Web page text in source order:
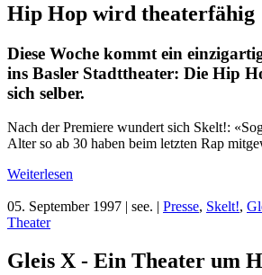
Hip Hop wird theaterfähig
Diese Woche kommt ein
ins Basler Stadttheater: Die Hip
sich selber.
Nach der Premiere wundert sich Skelt!:
Alter so ab 30 haben beim letzten Rap
Weiterlesen
05. September 1997 | see. | Presse, Skelt!,
Theater
Gleis X - Ein Theater um